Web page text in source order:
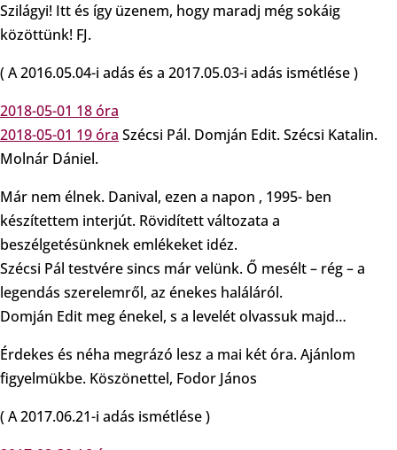
Szilágyi! Itt és így üzenem, hogy maradj még sokáig
közöttünk! FJ.
( A 2016.05.04-i adás és a 2017.05.03-i adás ismétlése )
2018-05-01 18 óra
2018-05-01 19 óra Szécsi Pál. Domján Edit. Szécsi Katalin.
Molnár Dániel.
Már nem élnek. Danival, ezen a napon , 1995- ben
készítettem interjút. Rövidített változata a
beszélgetésünknek emlékeket idéz.
Szécsi Pál testvére sincs már velünk. Ő mesélt – rég – a
legendás szerelemről, az énekes haláláról.
Domján Edit meg énekel, s a levelét olvassuk majd…
Érdekes és néha megrázó lesz a mai két óra. Ajánlom
figyelmükbe. Köszönettel, Fodor János
( A 2017.06.21-i adás ismétlése )